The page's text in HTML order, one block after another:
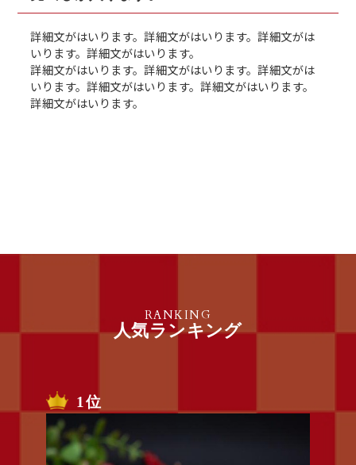
詳細文がはいります。詳細文がはいります。詳細文がは
いります。詳細文がはいります。
詳細文がはいります。詳細文がはいります。詳細文がは
いります。詳細文がはいります。詳細文がはいります。
詳細文がはいります。
RANKING
人気ランキング
1位